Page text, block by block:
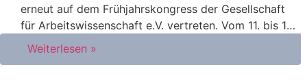
erneut auf dem Frühjahrskongress der Gesellschaft
für Arbeitswissenschaft e.V. vertreten. Vom 11. bis 13.
März fand der Kongress
Weiterlesen »